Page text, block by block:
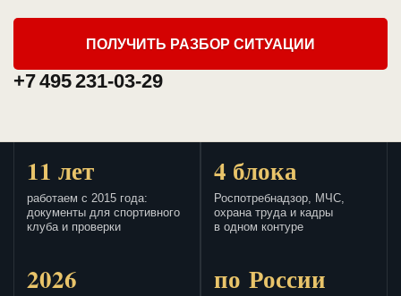
ПОЛУЧИТЬ РАЗБОР СИТУАЦИИ
+7 495 231-03-29
11 лет
работаем с 2015 года:
документы для спортивного
клуба и проверки
4 блока
Роспотребнадзор, МЧС,
охрана труда и кадры
в одном контуре
2026 по России